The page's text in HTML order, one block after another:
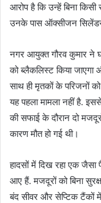
आरोप है कि उन्हें बिना
उनके पास ऑक्सीजन
नगर आयुक्त गौरव कुमार ने
को ब्लैकलिस्ट किया
साथ ही मृतकों के परिजनों
यह पहला मामला नहीं है.
की सफाई के दौरान दो
कारण मौत हो गई थी।
हादसों में दिख रहा एक
आए हैं. मजदूरों को बिना
बंद सीवर और सेप्टिक टैंकों